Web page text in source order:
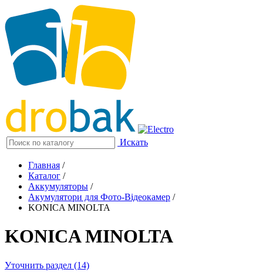
Искать
Главная /
Каталог /
Аккумуляторы /
Акумулятори для Фото-Відеокамер /
KONICA MINOLTA
KONICA MINOLTA
Уточнить раздел (14)